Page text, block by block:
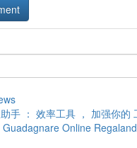
手 ： 效率工具 ， 加强你的
Guadagnare Online